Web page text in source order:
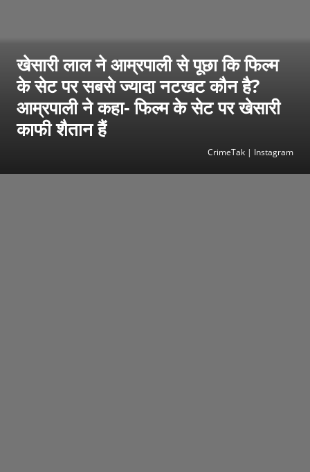
खेसारी लाल ने आम्रपाली से पूछा कि फिल्म
के सेट पर सबसे ज्यादा नटखट कौन है?
आम्रपाली ने कहा- फिल्म के सेट पर खेसारी
काफी शैतान हैं
CrimeTak | Instagram